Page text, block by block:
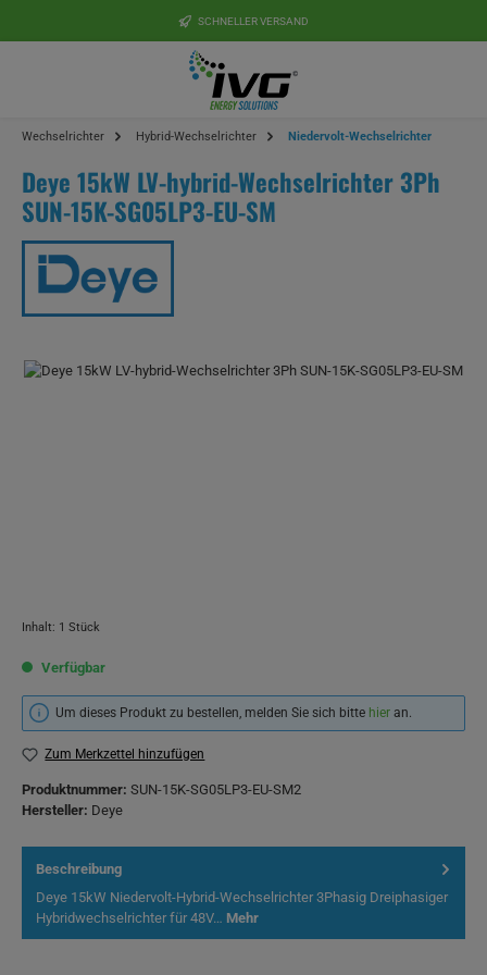
SCHNELLER VERSAND
Wechselrichter Hybrid-Wechselrichter Niedervolt-Wechselrichter
Deye 15kW LV-hybrid-Wechselrichter 3Ph
SUN-15K-SG05LP3-EU-SM
Bildergalerie überspringen
Inhalt: 1 Stück
Verfügbar
Um dieses Produkt zu bestellen, melden Sie sich bitte hier an.
Zum Merkzettel hinzufügen
Produktnummer: SUN-15K-SG05LP3-EU-SM2
Hersteller: Deye
Beschreibung
Deye 15kW Niedervolt-Hybrid-Wechselrichter 3Phasig Dreiphasiger
Hybridwechselrichter für 48V… Mehr